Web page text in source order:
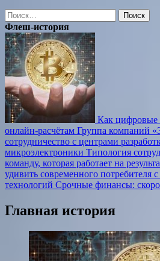
Найти:
Флеш-история
Как цифровые
онлайн-расчётам Группа компаний
сотрудничество с центрами
микроэлектроники Типология
команду, которая работает на
удивить современного
технологий Срочные финансы:
Главная история